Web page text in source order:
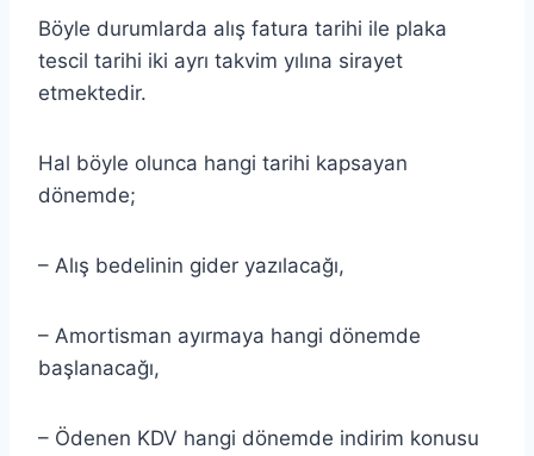
Böyle durumlarda alış fatura tarihi ile plaka
tescil tarihi iki ayrı takvim yılına sirayet
etmektedir.
Hal böyle olunca hangi tarihi kapsayan
dönemde;
– Alış bedelinin gider yazılacağı,
– Amortisman ayırmaya hangi dönemde
başlanacağı,
– Ödenen KDV hangi dönemde indirim konusu